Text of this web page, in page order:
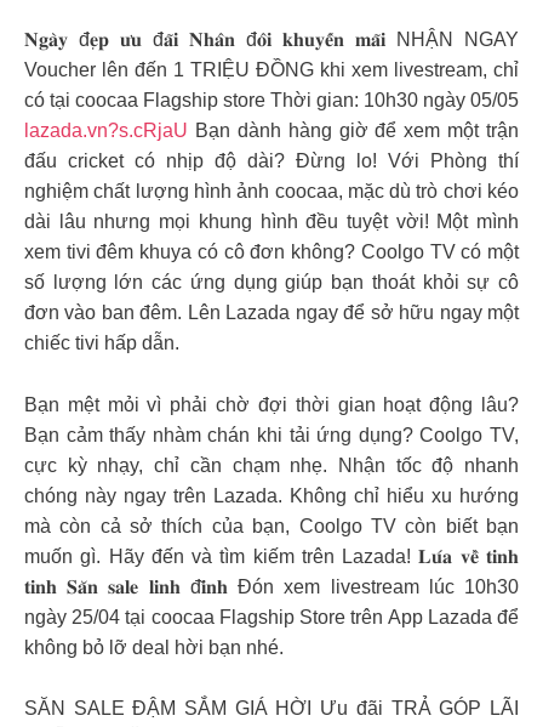
𝐍𝐠𝐚̀𝐲 đ𝐞̣𝐩 𝐮̛𝐮 đ𝐚̃𝐢 𝐍𝐡𝐚̂𝐧 đ𝐨̂𝐢 𝐤𝐡𝐮𝐲𝐞̂́𝐧 𝐦𝐚̃𝐢 NHẬN NGAY
Voucher lên đến 1 TRIỆU ĐỒNG khi xem livestream, chỉ
có tại coocaa Flagship store Thời gian: 10h30 ngày 05/05
lazada.vn?s.cRjaU Bạn dành hàng giờ để xem một trận
đấu cricket có nhịp độ dài? Đừng lo! Với Phòng thí
nghiệm chất lượng hình ảnh coocaa, mặc dù trò chơi kéo
dài lâu nhưng mọi khung hình đều tuyệt vời! Một mình
xem tivi đêm khuya có cô đơn không? Coolgo TV có một
số lượng lớn các ứng dụng giúp bạn thoát khỏi sự cô
đơn vào ban đêm. Lên Lazada ngay để sở hữu ngay một
chiếc tivi hấp dẫn.
Bạn mệt mỏi vì phải chờ đợi thời gian hoạt động lâu?
Bạn cảm thấy nhàm chán khi tải ứng dụng? Coolgo TV,
cực kỳ nhạy, chỉ cần chạm nhẹ. Nhận tốc độ nhanh
chóng này ngay trên Lazada. Không chỉ hiểu xu hướng
mà còn cả sở thích của bạn, Coolgo TV còn biết bạn
muốn gì. Hãy đến và tìm kiếm trên Lazada! 𝐋𝐮́𝐚 𝐯𝐞̂̀ 𝐭𝐢𝐧𝐡
𝐭𝐢𝐧𝐡 𝐒𝐚̆𝐧 𝐬𝐚𝐥𝐞 𝐥𝐢𝐧𝐡 đ𝐢̀𝐧𝐡 Đón xem livestream lúc 10h30
ngày 25/04 tại coocaa Flagship Store trên App Lazada để
không bỏ lỡ deal hời bạn nhé.
SĂN SALE ĐẬM SẮM GIÁ HỜI Ưu đãi TRẢ GÓP LÃI